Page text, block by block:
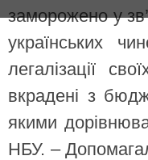
заморожено у
українських
легалізації
вкрадені з
якими
НБУ. –